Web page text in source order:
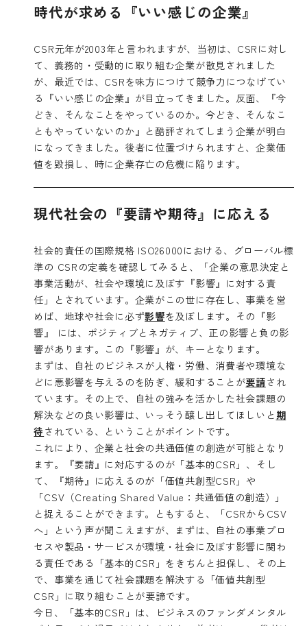
時代が求める『いい感じの企業』
CSR元年が2003年と言われますが、当初は、CSRに対し
て、義務的・受動的に取り組む企業が散見されました
が、最近では、CSRを味方につけて競争力につなげてい
る『いい感じの企業』が目立ってきました。反面、『今
どき、そんなことをやっているのか。今どき、そんなこ
ともやっていないのか』と酷評されてしまう企業が明白
になってきました。後者に位置づけられますと、企業価
値を毀損し、時に企業存亡の危機に陥ります。
現代社会の『要請や期待』に応える
社会的責任の国際規格 ISO26000における、グローバル標
準の CSRの定義を確認してみると、「企業の意思決定と
事業活動が、社会や環境に及ぼす『影響』に対する責
任」とされています。企業がこの世に存在し、事業を営
めば、地球や社会に必ず影響を及ぼします。その『影
響』 には、ポジティブとネガティブ、正の影響と負の影
響があります。この『影響』が、キーとなります。
まずは、自社のビジネスが人権・労働、消費者や環境な
どに悪影響を与えるのを防ぎ、緩和することが要請され
ています。その上で、自社の強みを活かした社会課題の
解決などの良い影響は、いっそう醸し出してほしいと期
待されている、ということがポイントです。
これにより、企業と社会の共通価値の創造が可能となり
ます。『要請』に対応するのが「基本的CSR」、そし
て、『期待』に応えるのが「価値共創型CSR」や
「CSV（Creating Shared Value：共通価値の創造）」
と捉えることができます。ともすると、「CSRからCSV
へ」という声が聞こえますが、まずは、自社の事業プロ
セスや製品・サービスが環境・社会に及ぼす影響に関わ
る責任である「基本的CSR」をきちんと担保し、その上
で、事業を通じて社会課題を解決する「価値共創型
CSR」に取り組むことが要諦です。
今日、「基本的CSR」は、ビジネスのファンダメンタル